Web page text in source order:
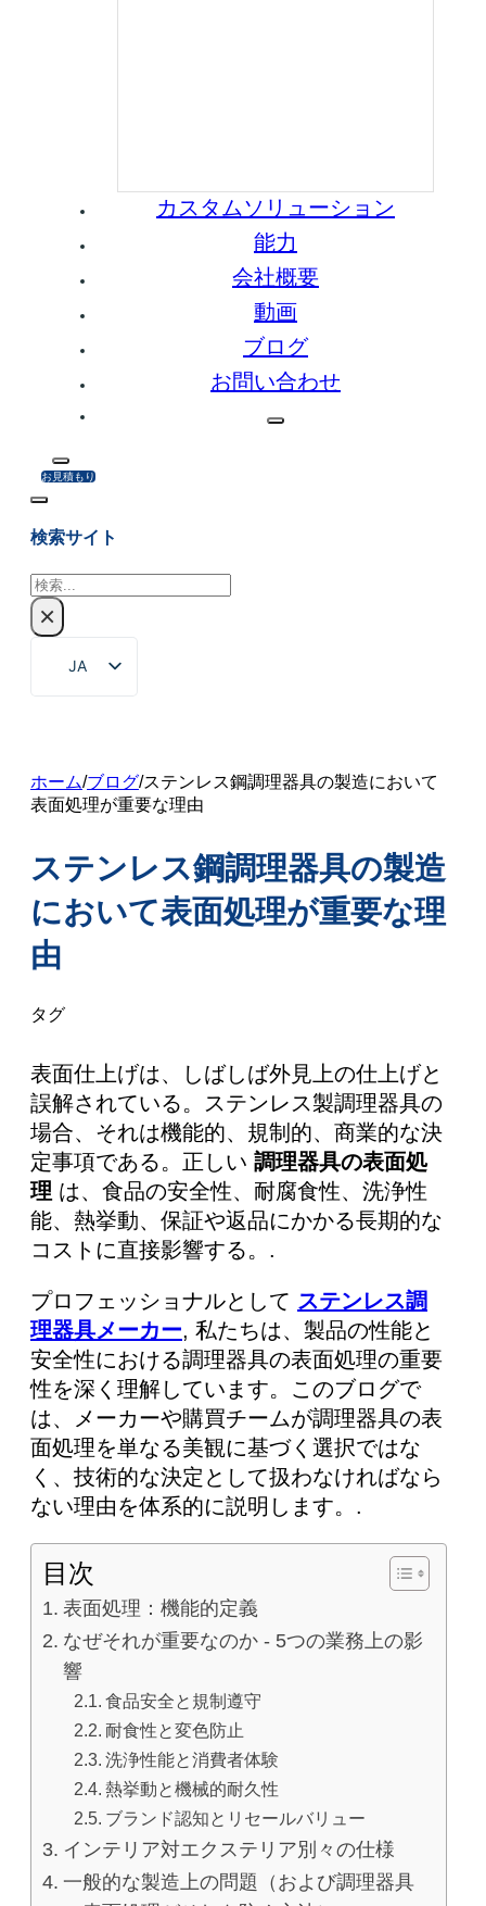
カスタムソリューション
能力
会社概要
動画
ブログ
お問い合わせ
お見積もり
検索サイト
検
索×
JA
EN
FR
DE
ES
PT
ホーム/ブログ/ステンレス鋼調理器具の製造において
表面処理が重要な理由
ステンレス鋼調理器具の製造
において表面処理が重要な理
由
タグ
表面仕上げは、しばしば外見上の仕上げと
誤解されている。ステンレス製調理器具の
場合、それは機能的、規制的、商業的な決
定事項である。正しい 調理器具の表面処
理 は、食品の安全性、耐腐食性、洗浄性
能、熱挙動、保証や返品にかかる長期的な
コストに直接影響する。.
プロフェッショナルとして ステンレス調
理器具メーカー, 私たちは、製品の性能と
安全性における調理器具の表面処理の重要
性を深く理解しています。このブログで
は、メーカーや購買チームが調理器具の表
面処理を単なる美観に基づく選択ではな
く、技術的な決定として扱わなければなら
ない理由を体系的に説明します。.
目次
表面処理：機能的定義
なぜそれが重要なのか - 5つの業務上の影
響
食品安全と規制遵守
耐食性と変色防止
洗浄性能と消費者体験
熱挙動と機械的耐久性
ブランド認知とリセールバリュー
インテリア対エクステリア別々の仕様
一般的な製造上の問題（および調理器具